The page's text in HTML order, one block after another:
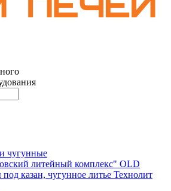
чугунные
литейный комплекс" OLD
казан, чугунное литье Технолит